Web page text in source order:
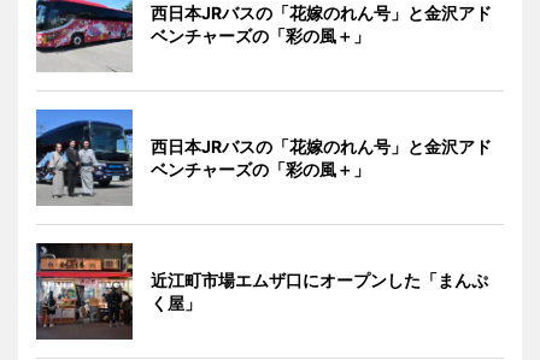
西日本JRバスの「花嫁のれん号」と金沢アド
ベンチャーズの「彩の風＋」
西日本JRバスの「花嫁のれん号」と金沢アド
ベンチャーズの「彩の風＋」
近江町市場エムザ口にオープンした「まんぷ
く屋」